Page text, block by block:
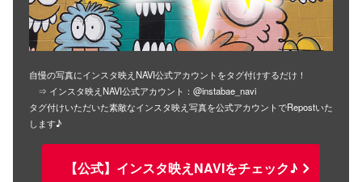
自慢の写真にインスタ映えNAVI公式アカウントをタグ付けするだけ！
⇒ インスタ映えNAVI公式アカウント：@instabae_navi
タグ付けいただいた素敵なインスタ映え写真を公式アカウントでRepostいた
します♪
【公式】インスタ映えNAVIをチェック♪